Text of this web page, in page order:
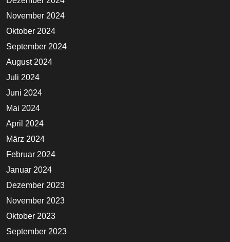
November 2024
Oktober 2024
September 2024
August 2024
Juli 2024
Juni 2024
Mai 2024
April 2024
März 2024
Februar 2024
Januar 2024
Dezember 2023
November 2023
Oktober 2023
September 2023